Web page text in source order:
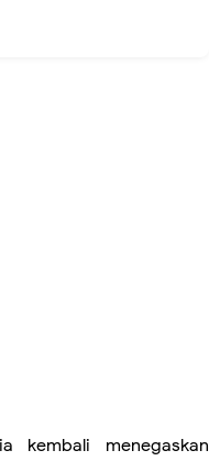
kembali menegaskan